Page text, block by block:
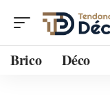
Brico Déco